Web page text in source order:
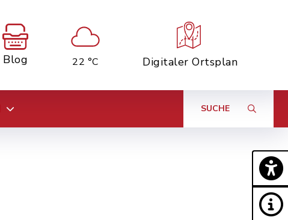
Blog 22 °C Digitaler Ortsplan
SUCHE